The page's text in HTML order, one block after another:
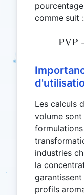
comme suit :
PVP
Les calculs
volume sont
industries
la
profils